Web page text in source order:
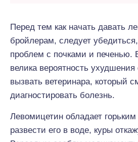
Перед тем как начать давать
бройлерам, следует
проблем с почками и печенью.
велика вероятность
вызвать ветеринара, который
диагностировать болезнь.
Левомицетин обладает
развести его в воде, куры